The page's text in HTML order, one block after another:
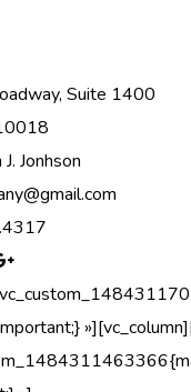
Suite 1400
Jonhson